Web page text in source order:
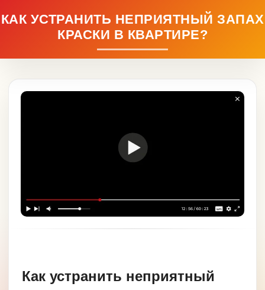
КАК УСТРАНИТЬ НЕПРИЯТНЫЙ ЗАПАХ
КРАСКИ В КВАРТИРЕ?
Как устранить неприятный